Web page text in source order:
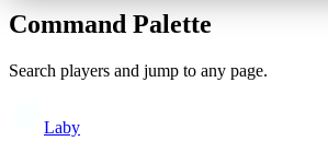
Command Palette
Search players and jump to any page.
Laby